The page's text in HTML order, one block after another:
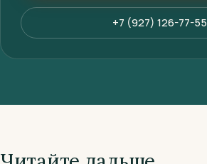
+7 (927) 126-77-55